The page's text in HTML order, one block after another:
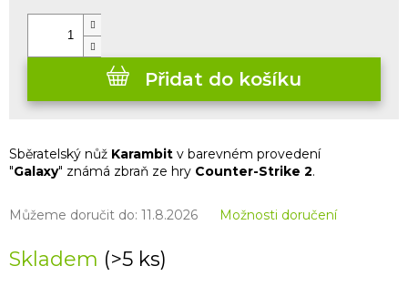
Skladem (>5 ks)
Můžeme doručit do: 11.8.2026 Možnosti doručení
Přidat do košíku
Sběratelský nůž Karambit v barevném provedení
"Galaxy" známá zbraň ze hry Counter-Strike 2.